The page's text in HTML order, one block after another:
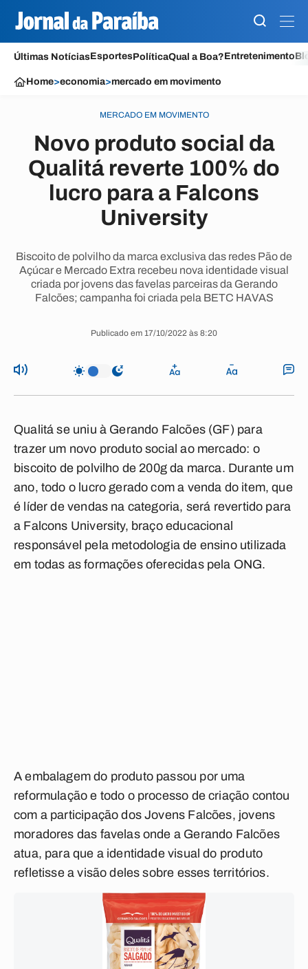
Últimas NotíciasEsportesPolíticaQual a Boa?Entretenimento
Home>economia>mercado em movimento
MERCADO EM MOVIMENTO
Novo produto social da
Qualitá reverte 100% do
lucro para a Falcons
University
Biscoito de polvilho da marca exclusiva das redes Pão de
Açúcar e Mercado Extra recebeu nova identidade visual
criada por jovens das favelas parceiras da Gerando
Falcões; campanha foi criada pela BETC HAVAS
Publicado em 17/10/2022 às 8:20
Qualitá se uniu à Gerando Falcões (GF) para
trazer um novo produto social ao mercado: o
biscoito de polvilho de 200g da marca. Durante um
ano, todo o lucro gerado com a venda do item, que
é líder de vendas na categoria, será revertido para
a Falcons University, braço educacional
responsável pela metodologia de ensino utilizada
em todas as formações oferecidas pela ONG.
A embalagem do produto passou por uma
reformulação e todo o processo de criação contou
com a participação dos Jovens Falcões, jovens
moradores das favelas onde a Gerando Falcões
atua, para que a identidade visual do produto
refletisse a visão deles sobre esses territórios.